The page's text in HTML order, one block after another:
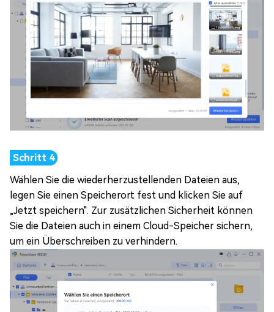
Wählen Sie die wiederherzustellenden Dateien aus,
legen Sie einen Speicherort fest und klicken Sie auf
„Jetzt speichern". Zur zusätzlichen Sicherheit können
Sie die Dateien auch in einem Cloud-Speicher sichern,
um ein Überschreiben zu verhindern.